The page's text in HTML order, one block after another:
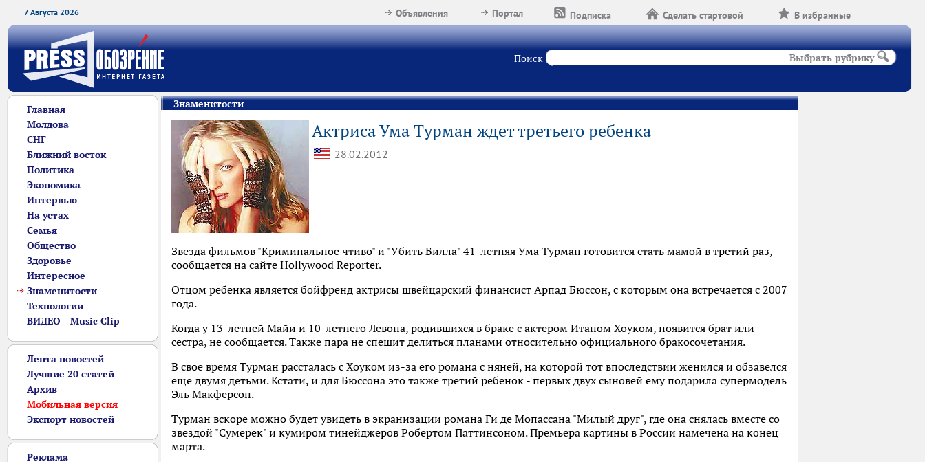
7 Августа 2026 В избранные
Сделать стартовой
Подписка
Портал
Объявления
Поиск Выбрать рубрику
Главная
Молдова
СНГ
Ближний восток
Политика
Экономика
Интервью
На устах
Семья
Общество
Здоровье
Интересное
Знаменитости
Технологии
ВИДЕО - Music Clip
Лента новостей
Лучшие 20 статей
Архив
Мобильная версия
Экспорт новостей
Реклама
Знаменитости
Актриса Ума Турман ждет третьего ребенка
28.02.2012
Звезда фильмов "Криминальное чтиво" и "Убить Билла" 41-летняя Ума Турман готовится стать мамой в третий раз,
сообщается на сайте Hollywood Reporter.
Отцом ребенка является бойфренд актрисы швейцарский финансист Арпад Бюссон, с которым она встречается с 2007
года.
Когда у 13-летней Майи и 10-летнего Левона, родившихся в браке с актером Итаном Хоуком, появится брат или
сестра, не сообщается. Также пара не спешит делиться планами относительно официального бракосочетания.
В свое время Турман рассталась с Хоуком из-за его романа с няней, на которой тот впоследствии женился и обзавелся
еще двумя детьми. Кстати, и для Бюссона это также третий ребенок - первых двух сыновей ему подарила супермодель
Эль Макферсон.
Турман вскоре можно будет увидеть в экранизации романа Ги де Мопассана "Милый друг", где она снялась вместе со
звездой "Сумерек" и кумиром тинейджеров Робертом Паттинсоном. Премьера картины в России намечена на конец
марта.